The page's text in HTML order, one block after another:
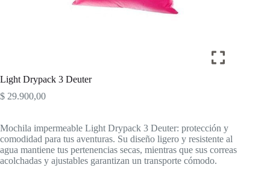
Light Drypack 3 Deuter
$ 29.900,00
Mochila impermeable Light Drypack 3 Deuter: protección y
comodidad para tus aventuras. Su diseño ligero y resistente al
agua mantiene tus pertenencias secas, mientras que sus correas
acolchadas y ajustables garantizan un transporte cómodo.